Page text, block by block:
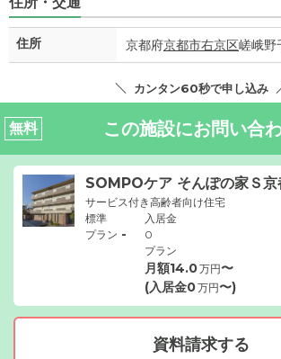
住所 京都府京都市右京区嵯峨野
カンタン60秒で申し込み
無料 この施設にお問い合
SOMPOケア そんぽの家Ｓ京
サービス付き高齢者向け住宅
標準
プラン -
入居金
0
プラン
月額14.0万円〜
(入居金0万円〜)
資料請求する